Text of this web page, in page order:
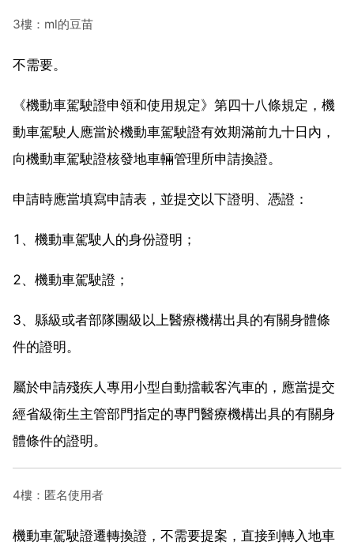
3樓：ml的豆苗
不需要。
《機動車駕駛證申領和使用規定》第四十八條規定，機
動車駕駛人應當於機動車駕駛證有效期滿前九十日內，
向機動車駕駛證核發地車輛管理所申請換證。
申請時應當填寫申請表，並提交以下證明、憑證：
1、機動車駕駛人的身份證明；
2、機動車駕駛證；
3、縣級或者部隊團級以上醫療機構出具的有關身體條
件的證明。
屬於申請殘疾人專用小型自動擋載客汽車的，應當提交
經省級衛生主管部門指定的專門醫療機構出具的有關身
體條件的證明。
4樓：匿名使用者
機動車駕駛證遷轉換證，不需要提案，直接到轉入地車